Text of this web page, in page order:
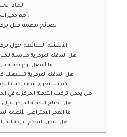
لماذا
أهم مميزات كلايمك مصر:
نصائح مهمة قبل
الأسئلة الشائعة حول
هل التدفئة المركزية مناسبة
ما أفضل نوع تدفئة
هل التدفئة المركزية تستهلك
كم تستغرق مدة تركيب
هل يمكن تركيب التدفئة المركزية في
هل تحتاج التدفئة المركزية إلى
ما العمر الافتراضي لأنظمة
هل يمكن التحكم بدرجة